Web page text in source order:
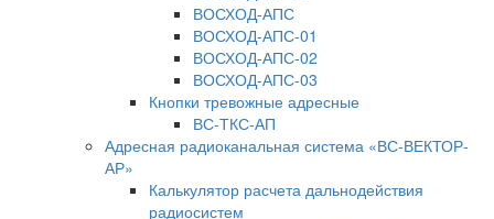
ВОСХОД-АПС
ВОСХОД-АПС-01
ВОСХОД-АПС-02
ВОСХОД-АПС-03
Кнопки тревожные адресные
ВС-ТКС-АП
Адресная радиоканальная система «ВС-ВЕКТОР-
АР»
Калькулятор расчета дальнодействия
радиосистем